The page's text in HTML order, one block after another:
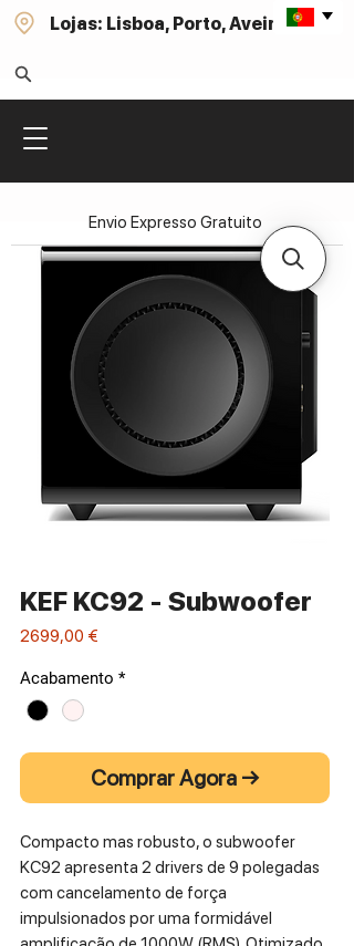
Lojas: Lisboa, Porto, Aveiro
KEF KC92 - Subwoofer
2699,00 €
Acabamento *
Comprar Agora →
Compacto mas robusto, o subwoofer
KC92 apresenta 2 drivers de 9 polegadas
com cancelamento de força
impulsionados por uma formidável
Envio Expresso Gratuito